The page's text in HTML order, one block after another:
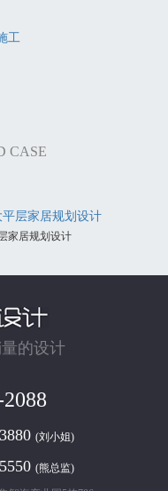
工
CASE
家居规划设计
的设计
(刘小姐)
(熊总监)